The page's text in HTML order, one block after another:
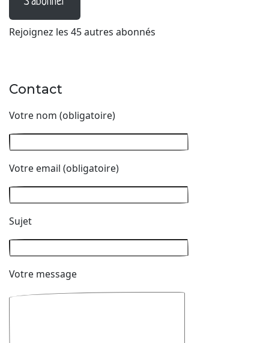
Rejoignez les 45 autres abonnés
Contact
Votre nom (obligatoire)
Votre email (obligatoire)
Sujet
Votre message